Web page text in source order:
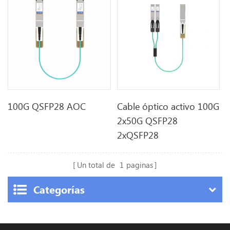
100G QSFP28 AOC
Cable óptico activo 100G
2x50G QSFP28
2xQSFP28
Un total de 1 paginas
Categorías